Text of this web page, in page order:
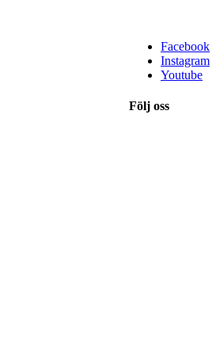
Facebook
Instagram
Youtube
Följ oss